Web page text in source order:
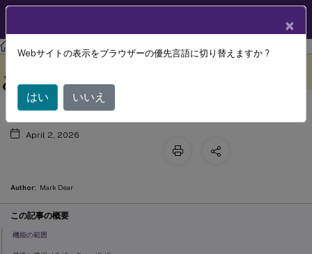
シトリックスクラウド
ワークスペース認証におけるEntra ID
とEntra ID IDを使用したSAML
April 2, 2026
Author: Mark Dear
この記事の概要
機能の範囲
×
Webサイトの表示をブラウザーの優先言語に切り替えますか ?
はい いいえ